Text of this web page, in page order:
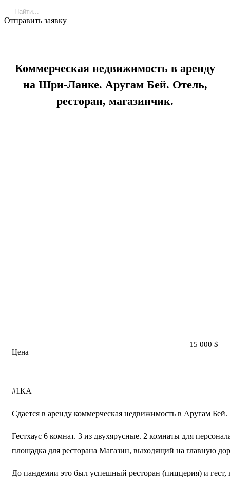
Отправить заявку
Коммерческая недвижимость в аренду
на Шри-Ланке. Аругам Бей. Отель,
ресторан, магазинчик.
Цена
$
15 000
#1КА
Сдается в аренду коммерческая недвижимость в Аругам Бей.
Гестхаус 6 комнат. 3 из двухярусные. 2 комнаты для
площадка для ресторана Магазин, выходящий на главную
До пандемии это был успешный ресторан (пиццерия) и гест,